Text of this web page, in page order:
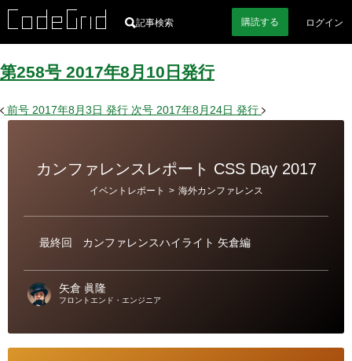
記事検索 購読する ログイン
第258号 2017年8 月 10 日 発行
前号 2017年8月3日 発行 次号 2017年8月24日 発行
カンファレンスレポート CSS Day 2017
イベントレポート > 海外カンファレンス
最終回 カンファレンスハイライト 矢倉編
矢倉 眞隆
フロントエンド・エンジニア